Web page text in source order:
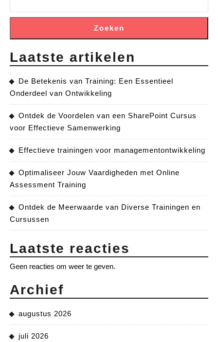
Zoeken
Laatste artikelen
De Betekenis van Training: Een Essentieel
Onderdeel van Ontwikkeling
Ontdek de Voordelen van een SharePoint Cursus
voor Effectieve Samenwerking
Effectieve trainingen voor managementontwikkeling
Optimaliseer Jouw Vaardigheden met Online
Assessment Training
Ontdek de Meerwaarde van Diverse Trainingen en
Cursussen
Laatste reacties
Geen reacties om weer te geven.
Archief
augustus 2026
juli 2026